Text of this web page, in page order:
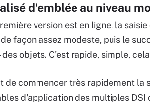
d'emblée au niveau
version est en ligne, la
façon assez modeste, puis le
des objets. C'est rapide, simple,
de commencer très rapidement la
d'application des multiples DSI